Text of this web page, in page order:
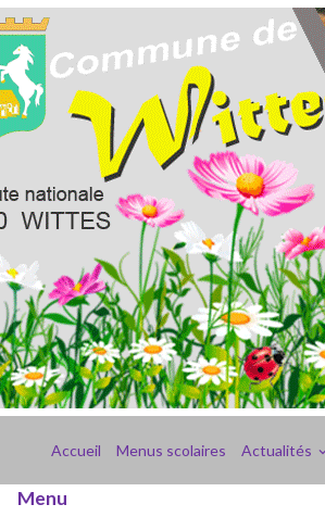
Accueil Menus scolaires Actualités
Menu